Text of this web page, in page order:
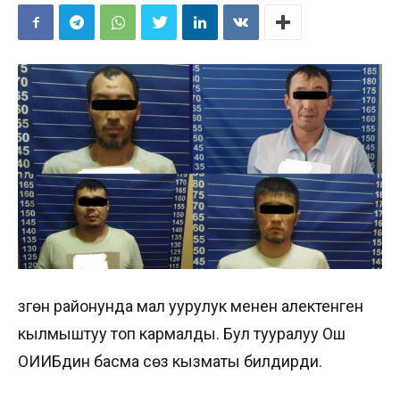
Өзгөн районунда мал уурулук менен алектенген
кылмыштуу топ кармалды. Бул тууралуу Ош
ОИИБдин басма сөз кызматы билдирди.